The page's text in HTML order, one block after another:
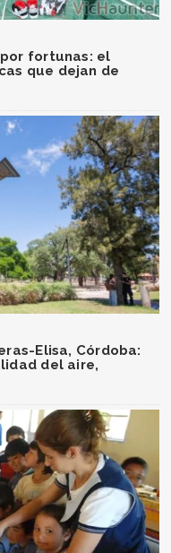
fortunas: el
que dejan de
Elisa, Córdoba:
del aire,